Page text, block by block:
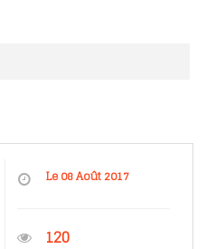
Le 08 Août 2017
120